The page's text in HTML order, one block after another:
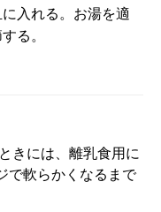
入れる。お湯を適
る。
きには、離乳食用に
で軟らかくなるまで